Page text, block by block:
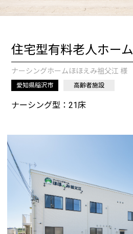
住宅型有料老人ホーム
ナーシングホームほほえみ祖父江 様
愛知県稲沢市 高齢者施設
ナーシング型：21床